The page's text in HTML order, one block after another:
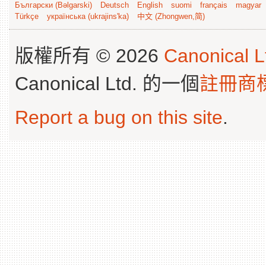
Български (Bəlgarski) Deutsch English suomi français
magyar
Türkçe
українська (ukrajins'ka) 中文 (Zhongwen,简)
版權所有 © 2026 Canonical
Canonical Ltd. 的一個註冊商
Report a bug on this site.